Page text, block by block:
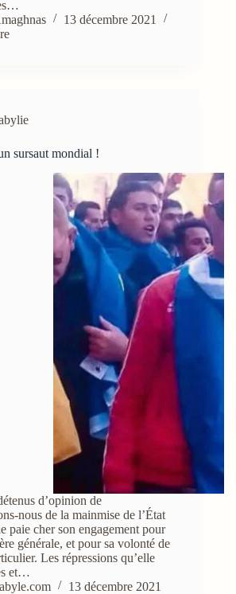
13 décembre 2021
sursaut mondial !
d’opinion de
nous de la mainmise de l’État
paie cher son engagement pour
générale, et pour sa volonté de
Les répressions qu’elle
et…
13 décembre 2021